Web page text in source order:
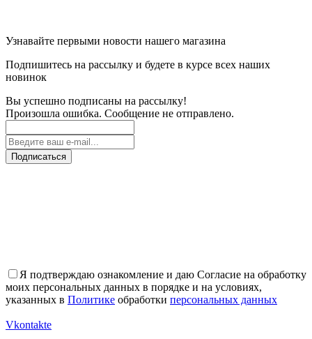
Узнавайте первыми новости нашего магазина
Подпишитесь на рассылку и будете в курсе всех наших
новинок
Вы успешно подписаны на рассылку!
Произошла ошибка. Сообщение не отправлено.
Подписаться
Я подтверждаю ознакомление и даю Согласие на обработку
моих персональных данных в порядке и на условиях,
указанных в Политике обработки персональных данных
Vkontakte